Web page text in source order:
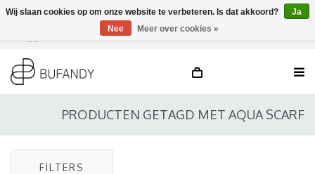
DE / EN
PRODUCTEN GETAGD MET AQUA SCARF
FILTERS
Wij slaan cookies op om onze website te verbeteren. Is dat akkoord?
Ja
Nee
Meer over cookies »